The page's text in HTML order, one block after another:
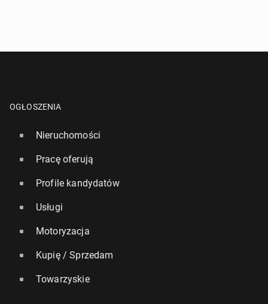
OGŁOSZENIA
Nieruchomości
Pracę oferują
Profile kandydatów
Usługi
Motoryzacja
Kupię / Sprzedam
Towarzyskie